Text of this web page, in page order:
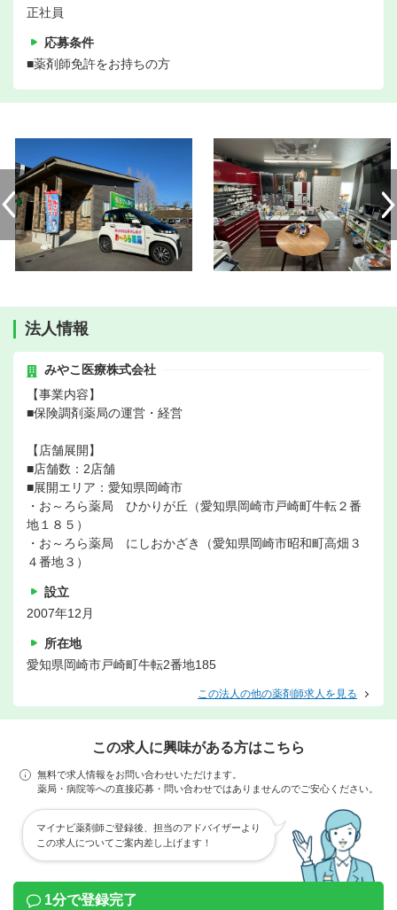
正社員
応募条件
■薬剤師免許をお持ちの方
法人情報
みやこ医療株式会社
【事業内容】
■保険調剤薬局の運営・経営
【店舗展開】
■店舗数：2店舗
■展開エリア：愛知県岡崎市
・お～ろら薬局 ひかりが丘（愛知県岡崎市戸崎町牛転２番
地１８５）
・お～ろら薬局 にしおかざき（愛知県岡崎市昭和町高畑３
４番地３）
設立
2007年12月
所在地
愛知県岡崎市戸崎町牛転2番地185
この法人の他の薬剤師求人を見る
この求人に興味がある方はこちら
無料で求人情報をお問い合わせいただけます。
薬局・病院等への直接応募・問い合わせではありませんのでご安心ください。
マイナビ薬剤師ご登録後、担当のアドバイザーより
この求人についてご案内差し上げます！
1分で登録完了